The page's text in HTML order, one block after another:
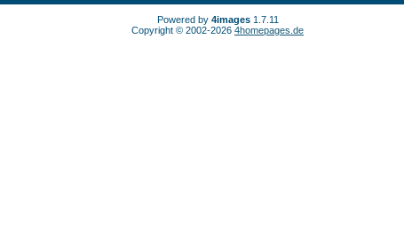
Powered by 4images1.7.11
Copyright © 2002-2026 4homepages.de